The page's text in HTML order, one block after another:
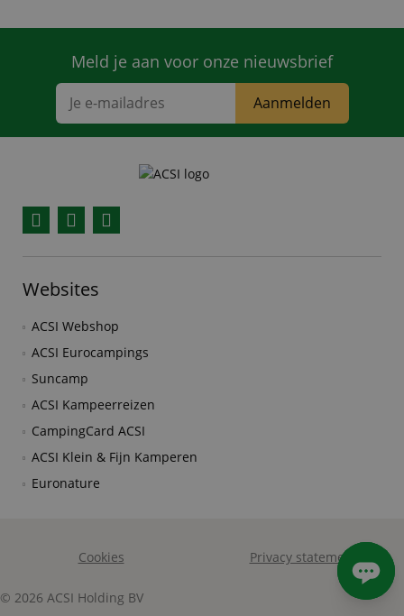
Meld je aan voor onze nieuwsbrief
Aanmelden
Websites
ACSI Webshop
ACSI Eurocampings
Suncamp
ACSI Kampeerreizen
CampingCard ACSI
ACSI Klein & Fijn Kamperen
Euronature
Cookies Privacy statement
© 2026 ACSI Holding BV